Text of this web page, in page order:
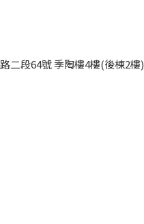
二段64號 季陶樓4樓(後棟2樓)